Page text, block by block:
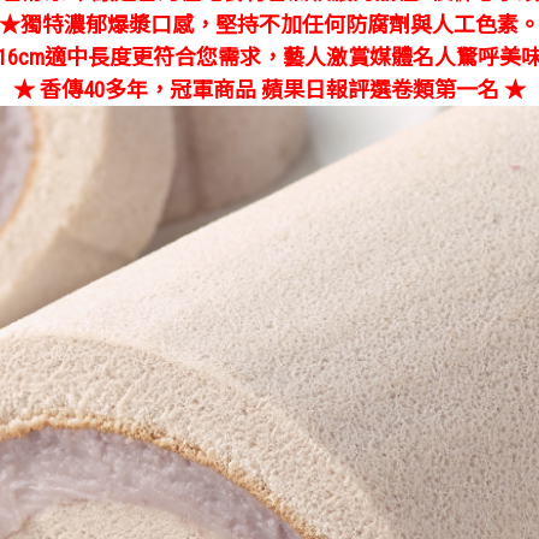
★獨特濃郁爆漿口感，堅持不加任何防腐劑與人工色素。
適中長度更符合您需求，藝人激賞媒體名人驚呼美
★ 香傳40多年，冠軍商品 蘋果日報評選卷類第一名 ★